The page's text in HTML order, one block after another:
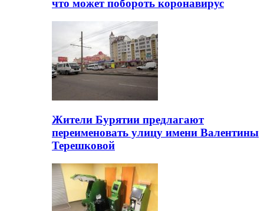
что может побороть коронавирус
Жители Бурятии предлагают
переименовать улицу имени Валентины
Терешковой